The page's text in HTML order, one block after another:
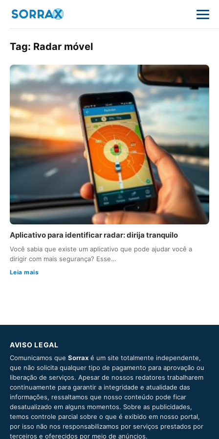
Tag: Radar móvel
Aplicativo para identificar radar: dirija tranquilo
Você sabia que existe um aplicativo que pode ajudar você a
dirigir com mais segurança? Esse…
Leia mais
AVISO LEGAL
Comunicamos que Sorrax é um site totalmente independente,
que não solicita qualquer tipo de pagamento para aprovação ou
liberação de serviços. Apesar de nossos redatores trabalharem
continuamente para garantir a integridade e atualidade das
informações, ressaltamos que nosso conteúdo pode ficar
desatualizado em alguns momentos. Sobre as publicidades,
temos controle parcial sobre o que é exibido em nosso portal,
por isso não nos responsabilizamos por serviços prestados por
terceiros e oferecidos por meio de anúncios.